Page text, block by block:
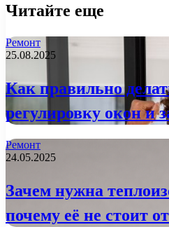
Читайте еще
Ремонт
25.08.2025
Как правильно
регулировку окон и
Ремонт
24.05.2025
Зачем нужна
почему её не стоит